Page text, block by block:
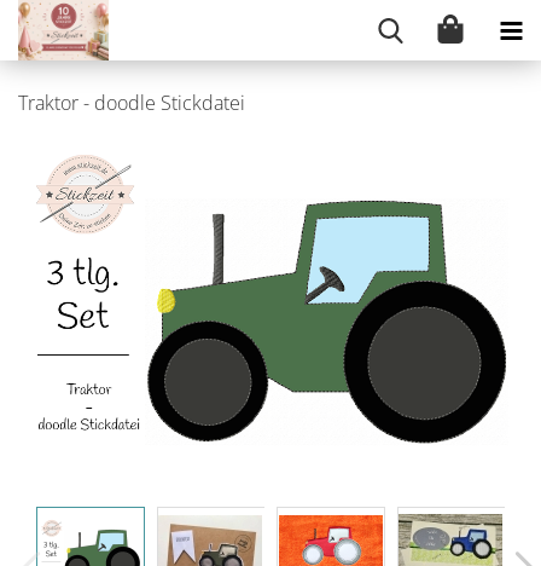
Traktor - doodle Stickdatei